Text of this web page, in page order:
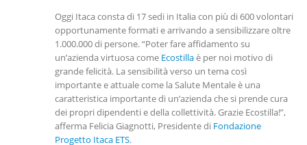
Oggi Itaca consta di 17 sedi in Italia con più di 600 volontari
opportunamente formati e arrivando a sensibilizzare oltre
1.000.000 di persone. “Poter fare affidamento su
un’azienda virtuosa come Ecostillaè per noi motivo di
grande felicità. La sensibilità verso un tema così
importante e attuale come la Salute Mentale è una
caratteristica importante di un’azienda che si prende cura
dei propri dipendenti e della collettività. Grazie Ecostilla!”,
afferma Felicia Giagnotti, Presidente di Fondazione
Progetto Itaca ETS.